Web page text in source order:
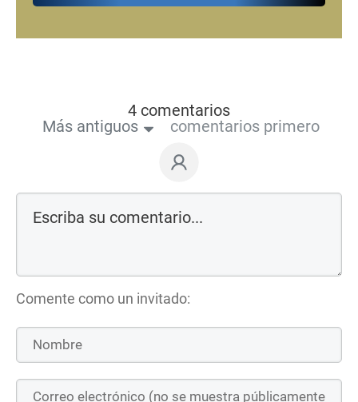
4 comentarios
Más antiguos
comentarios primero
Comente como un invitado: